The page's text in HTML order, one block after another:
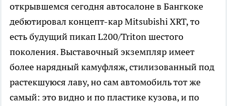
открывшемся сегодня автосалоне в Бангкоке
дебютировал концепт-кар Mitsubishi XRT, то
есть будущий пикап L200/Triton шестого
поколения. Выставочный экземпляр имеет
более нарядный камуфляж, стилизованный под
растекшуюся лаву, но сам автомобиль тот же
самый: это видно и по пластике кузова, и по